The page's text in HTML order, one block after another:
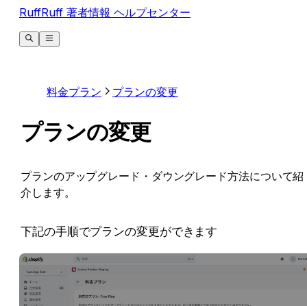
RuffRuff 著者情報 ヘルプセンター
料金プラン プランの変更
プランの変更
プランのアップグレード・ダウングレード方法について紹
介します。
下記の手順でプランの変更ができます